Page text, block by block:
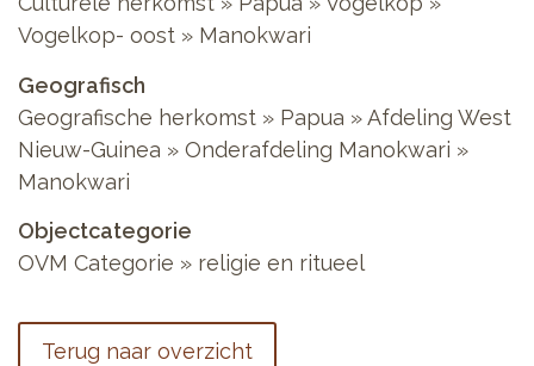
Vogelkop- oost » Manokwari
Geografisch
Geografische herkomst » Papua » Afdeling West
Nieuw-Guinea » Onderafdeling Manokwari »
Manokwari
Objectcategorie
OVM Categorie » religie en ritueel
Terug naar overzicht